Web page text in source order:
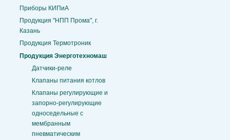
Приборы КИПиА
Продукция "НПП Прома", г.
Казань
Продукция Термотроник
Продукция Энерготехномаш
Датчики-реле
Клапаны питания котлов
Клапаны регулирующие и
запорно-регулирующие
односедельные с
мембранным
пневматическим